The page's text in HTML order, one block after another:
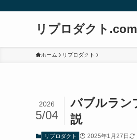
リプロダクト.com
ホーム リプロダクト
バブルラン
説
2026
5/04
リプロダクト 2025年1月27日